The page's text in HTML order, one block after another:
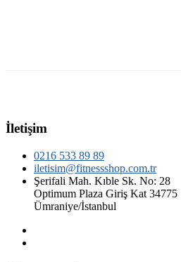
İletişim
0216 533 89 89
iletisim@fitnessshop.com.tr
Şerifali Mah. Kıble Sk. No: 28
Optimum Plaza Giriş Kat 34775
Ümraniye/İstanbul